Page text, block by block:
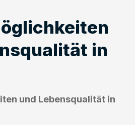
in
und Lebensqualität in